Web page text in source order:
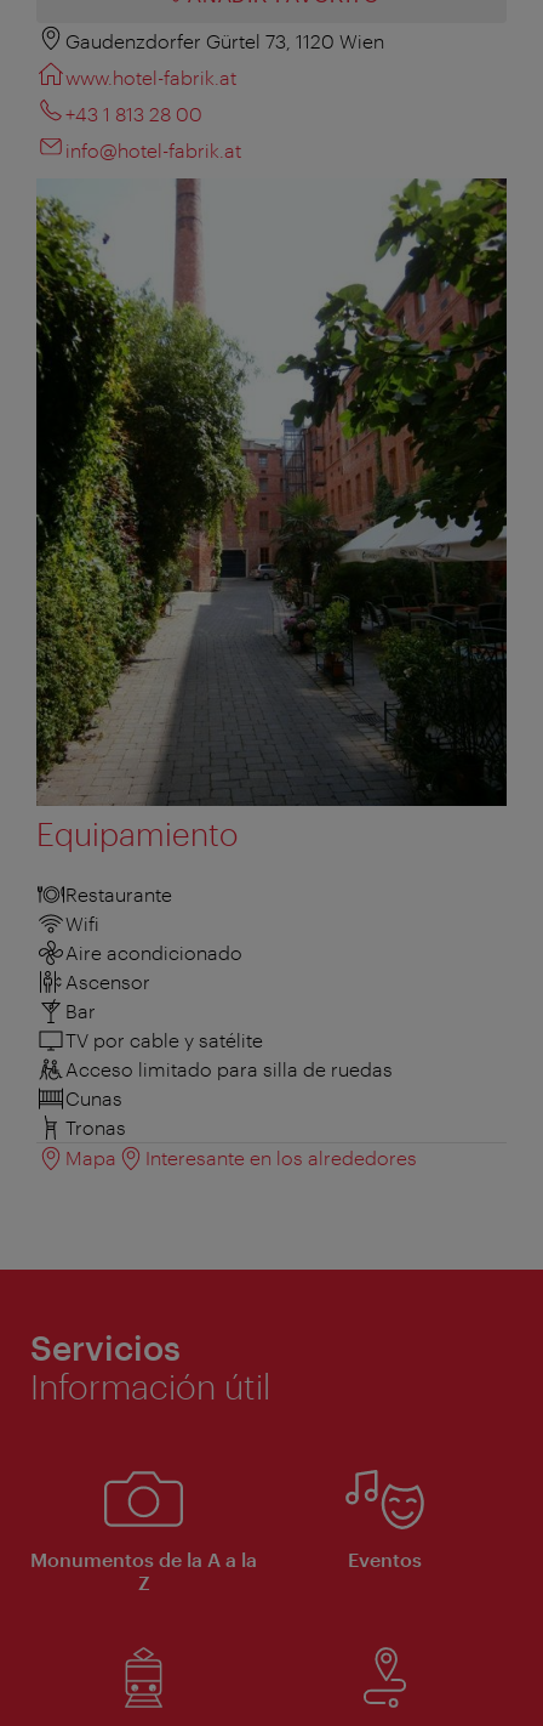
Gaudenzdorfer Gürtel 73, 1120 Wien
www.hotel-fabrik.at
+43 1 813 28 00
info@hotel-fabrik.at
Equipamiento
Restaurante
Wifi
Aire acondicionado
Ascensor
Bar
TV por cable y satélite
Acceso limitado para silla de ruedas
Cunas
Tronas
Mapa
Interesante en los alrededores
Servicios
Información útil
Monumentos de la A a la
Z
Eventos